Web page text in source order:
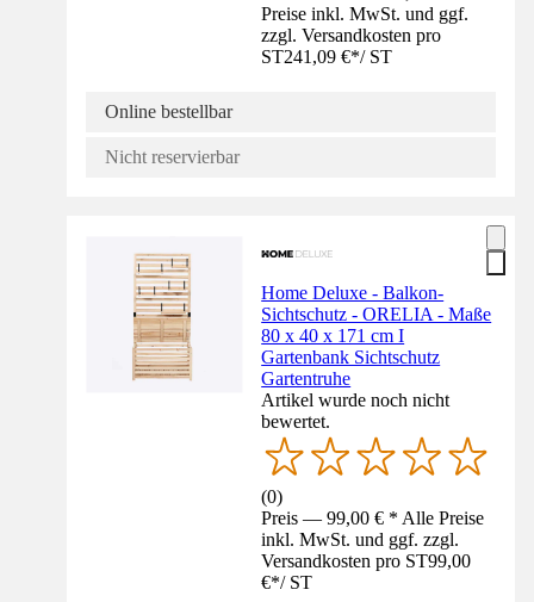
Preise inkl. MwSt. und ggf.
zzgl. Versandkosten pro
ST241,09 €*/ ST
Online bestellbar
Nicht reservierbar
Home Deluxe - Balkon-
Sichtschutz - ORELIA - Maße
80 x 40 x 171 cm I
Gartenbank Sichtschutz
Gartentruhe
Artikel wurde noch nicht
bewertet.
(0)
Preis — 99,00 € * Alle Preise
inkl. MwSt. und ggf. zzgl.
Versandkosten pro ST99,00
€*/ ST